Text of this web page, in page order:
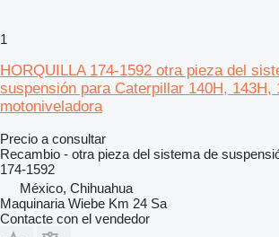
1
HORQUILLA 174-1592 otra pieza del
suspensión para Caterpillar 140H, 143H,
motoniveladora
Precio a consultar
Recambio - otra pieza del sistema de
174-1592
México, Chihuahua
Maquinaria Wiebe Km 24 Sa
Contacte con el vendedor